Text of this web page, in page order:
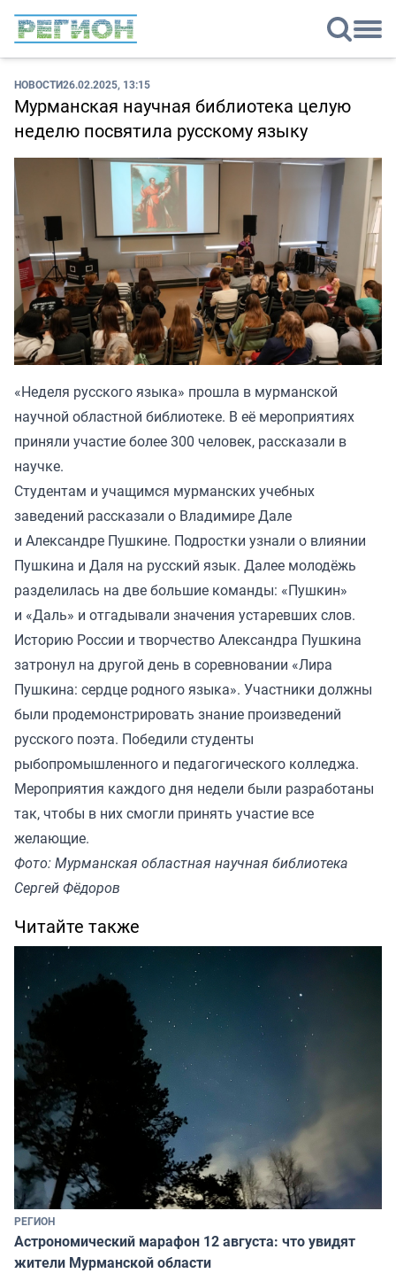
НОВОСТИ26.02.2025, 13:15
Мурманская научная библиотека целую
неделю посвятила русскому языку
«Неделя русского языка» прошла в мурманской
научной областной библиотеке. В её мероприятиях
приняли участие более 300 человек, рассказали в
научке.
Студентам и учащимся мурманских учебных
заведений рассказали о Владимире Дале
и Александре Пушкине. Подростки узнали о влиянии
Пушкина и Даля на русский язык. Далее молодёжь
разделилась на две большие команды: «Пушкин»
и «Даль» и отгадывали значения устаревших слов.
Историю России и творчество Александра Пушкина
затронул на другой день в соревновании «Лира
Пушкина: сердце родного языка». Участники должны
были продемонстрировать знание произведений
русского поэта. Победили студенты
рыбопромышленного и педагогического колледжа.
Мероприятия каждого дня недели были разработаны
так, чтобы в них смогли принять участие все
желающие.
Фото: Мурманская областная научная библиотека
Сергей Фёдоров
Читайте также
РЕГИОН
Астрономический марафон 12 августа: что увидят
жители Мурманской области